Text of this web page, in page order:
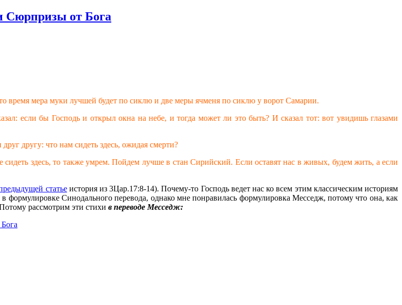
Сюрпризы от Бога
время мера муки лучшей будет по сиклю и две меры ячменя по сиклю у ворот Самарии.
если бы Господь и открыл окна на небе, и тогда может ли это быть? И сказал тот: вот увидишь глазами
другу: что нам сидеть здесь, ожидая смерти?
здесь, то также умрем. Пойдем лучше в стан Сирийский. Если оставят нас в живых, будем жить, а если
статьеистория из 3Цар.17:8-14). Почему-то Господь ведет нас ко всем этим классическим историям
формулировке Синодального перевода, однако мне понравилась формулировка Месседж, потому что она, как
рассмотрим эти стихи в переводе Месседж: